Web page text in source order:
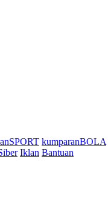
kumparanBOLA
Iklan Bantuan